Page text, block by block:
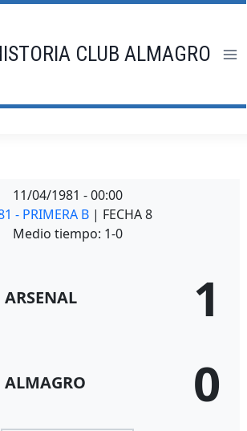
CLUB ALMAGRO
11/04/1981 - 00:00
- PRIMERA B | FECHA 8
Medio tiempo: 1-0
ARSENAL 1
ALMAGRO 0